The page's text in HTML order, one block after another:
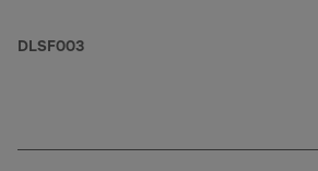
DLSF003